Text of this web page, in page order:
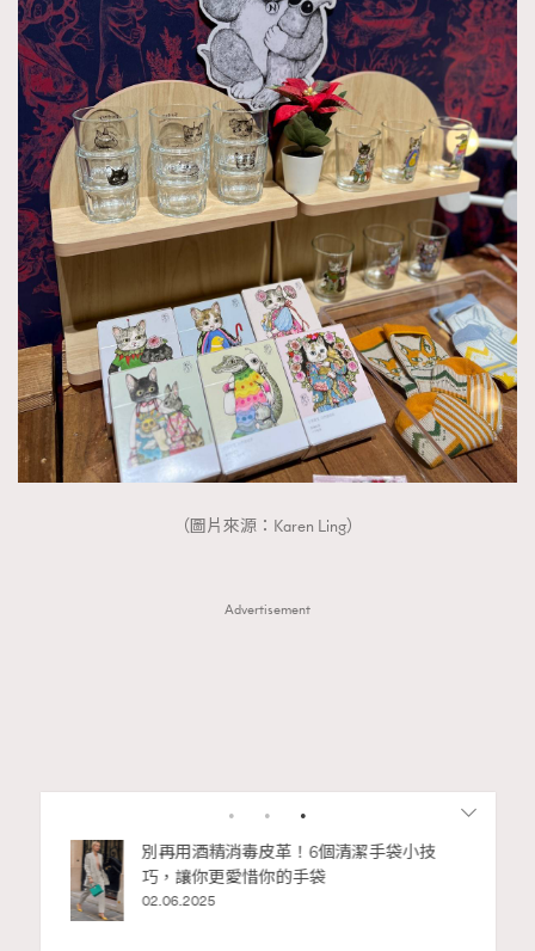
（圖片來源：Karen Ling）
Advertisement